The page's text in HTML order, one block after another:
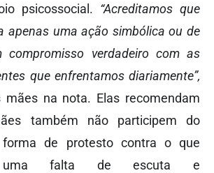
psicossocial. “Acreditamos que
apenas uma ação simbólica ou de
compromisso verdadeiro com as
que enfrentamos diariamente”,
mães na nota. Elas recomendam
também não participem do
de protesto contra o que
uma falta de escuta e